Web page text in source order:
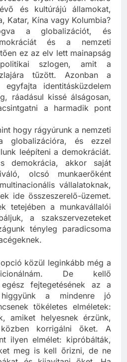
olyan teljesen eltérő
és kultúrájú államokat,
Katar, Kína vagy Kolumbia?
a globalizációt, és
és a nemzeti
ez az elv lett mainapság
szlogen, amit a
tűzött. Azonban a
identitásküzdelem
ráadásul kissé álságosan,
a harmadik pont
hogy rágyúrunk a nemzeti
globalizációra, és ezzel
leépíteni a demokráciát.
demokrácia, akkor saját
olcsó munkaerőként
vállalatoknak,
ide összeszerelő-üzemet.
tetejében a munkavállalói
a szakszervezeteket
tényleg paradicsoma
közül leginkább még a
De kellő
fejtegetésének az a
a mindenre jó
tökéletes elméletek:
amiket helyesnek érzünk,
korrigálni őket. A
ilyen elmélet: kipróbálták,
meg is kell őrizni, de ne